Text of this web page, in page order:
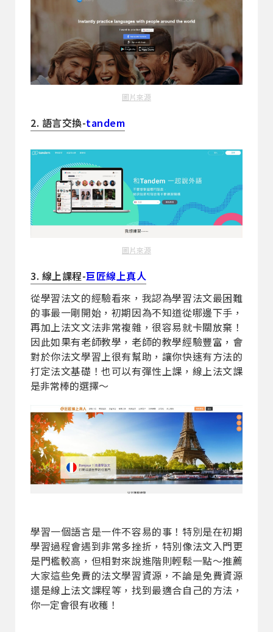
圖片來源
2. 語言交換-tandem
圖片來源
3. 線上課程-巨匠線上真人
從學習法文的經驗看來，我認為學習法文最困難
的事最一剛開始，初期因為不知道從哪邊下手，
再加上法文文法非常複雜，很容易就卡關放棄！
因此如果有老師教學，老師的教學經驗豐富，會
對於你法文學習上很有幫助，讓你快速有方法的
打定法文基礎！也可以有彈性上課，線上法文課
是非常棒的選擇～
學習一個語言是一件不容易的事！特別是在初期
學習過程會遇到非常多挫折，特別像法文入門更
是門檻較高，但相對來說進階則輕鬆一點～推薦
大家這些免費的法文學習資源，不論是免費資源
還是線上法文課程等，找到最適合自己的方法，
你一定會很有收穫！